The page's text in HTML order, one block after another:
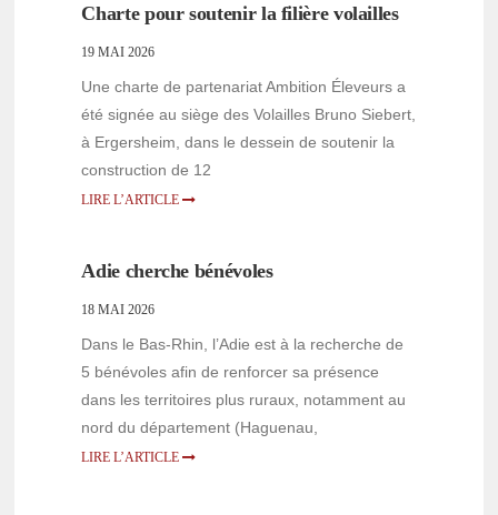
Charte pour soutenir la filière volailles
19 MAI 2026
Une charte de partenariat Ambition Éleveurs a
été signée au siège des Volailles Bruno Siebert,
à Ergersheim, dans le dessein de soutenir la
construction de 12
LIRE L’ARTICLE
Adie cherche bénévoles
18 MAI 2026
Dans le Bas-Rhin, l’Adie est à la recherche de
5 bénévoles afin de renforcer sa présence
dans les territoires plus ruraux, notamment au
nord du département (Haguenau,
LIRE L’ARTICLE